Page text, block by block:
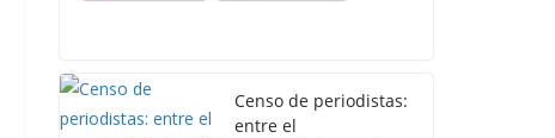
Censo de periodistas:
entre el